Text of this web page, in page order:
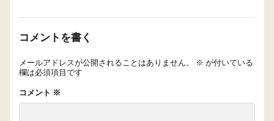
コメントを書く
メールアドレスが公開されることはありません。 ※ が付いている
欄は必須項目です
コメント ※